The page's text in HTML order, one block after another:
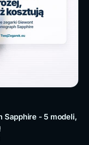
Sapphire - 5 modeli,